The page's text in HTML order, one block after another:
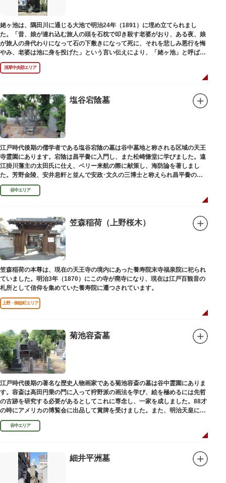
姥ヶ池は、隅田川に通じる大池で明治24年（1891）に埋め立てられまし
た。「昔、娘が連れ込む旅人の頭を石枕で叩き殺す老婆がおり、ある夜、娘
が旅人の身代わりになって石の下敷きになって死に、それを悲しみ悪行を悔
やみ、老婆は池に身を投げた」という言い伝えにより、「姥ヶ池」と呼ばれ
ていました。その碑は花川戸公園内にあります。
浅草中央部エリア
塩谷宕陰墓
江戸時代後期の儒学者である塩谷宕陰の墓は谷中墓地と称される区域の天王
寺霊園にあります。宕陰は昌平黌に入門し、また松崎慊堂に学びました。遠
江掛川藩主の太田氏に仕え、ペリー来航の際に献策し、海防論を著しまし
た。芳野金陵、安井息軒と並んで安政･文久の三博士と称えられ昌平黌の教
授として多くの文人を育て、慶応3年 （1867）に没しました。
谷中エリア
笠森稲荷（上野桜木）
笠森稲荷の本尊は、現在の天王寺の境内にあった養寿院末寺福泉院に祀られ
ていました。明治3年（1870）にこの寺が廃寺になり、現在は江戸百観音の
札所として信仰を集めていた養寿院に遷つされています。
上野・御徒町エリア
菊池容斎墓
江戸時代後期の著名な歴史人物画家である菊池容斎の墓は谷中霊園にありま
す。容斎は高田円乗の門に入って狩野派の画法を学び、絵を極めるには先哲
の古跡を研究する必要があるとしてこれに専念し、一家を成しました。88才
の時にアメリカの博覧会に出品して賞牌を受けました。また、明治天皇に
「日本画史」の称を賜りました。
谷中エリア
細井平洲墓